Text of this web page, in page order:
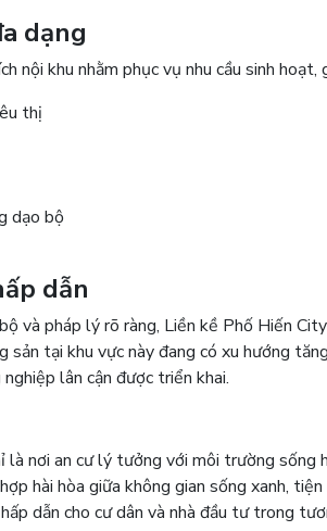
dạng
nội khu nhằm phục vụ nhu cầu sinh hoạt,
thị
dạo bộ
dẫn
và pháp lý rõ ràng, Liền kề Phố Hiến
sản tại khu vực này đang có xu hướng
lân cận được triển khai.
là nơi an cư lý tưởng với môi trường sống
hài hòa giữa không gian sống xanh,
dẫn cho cư dân và nhà đầu tư trong